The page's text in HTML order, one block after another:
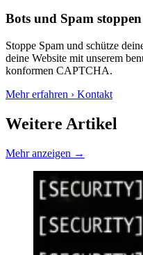
Bots und Spam stoppen
Stoppe Spam und schütze
deine Website mit unserem
konformen CAPTCHA.
Mehr erfahren › Kontakt
Weitere Artikel
Mehr anzeigen →